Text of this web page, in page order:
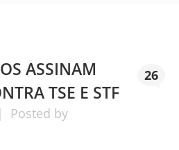
ASSINAM
TSE E STF
Posted by
26